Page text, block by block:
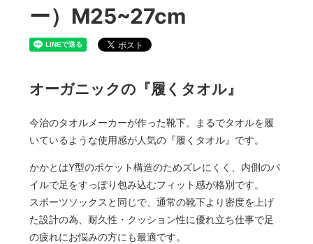
ー）M25~27cm
オーガニックの『履くタオル』
今治のタオルメーカーが作った靴下。まるでタオルを履
いているような使用感が人気の『履くタオル』です。
かかとはY型のポケット構造のためズレにくく、内側のパ
イルで足をすっぽり包み込むフィット感が格別です。
スポーツソックスと同じで、通常の靴下より密度を上げ
た設計の為、耐久性・クッション性に優れ立ち仕事で足
の疲れにお悩みの方にも最適です。